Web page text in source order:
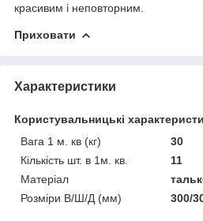
красивим і неповторним.
Приховати
Характеристики
Користувальницькі
Вага 1 м. кв (кг)
30
Кількість шт. в 1м. кв.
11
Матеріал
Розміри В/Ш/Д (мм)
300/